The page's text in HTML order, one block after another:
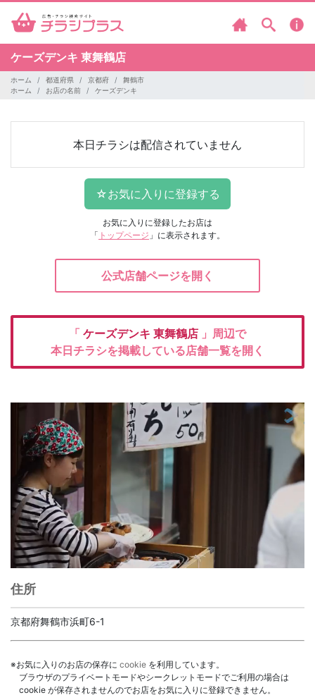
ケーズデンキ 東舞鶴店
ホーム 都道府県 京都府
舞鶴市
ホーム
お店の名前 ケーズデンキ
本日チラシは配信されていません
お気に入りに登録したお店は
「 トップページ 」に表示されます。
公式店舗ページを開く
「 ケーズデンキ 東舞鶴店 」周辺で
本日チラシを掲載している店舗一覧を開く
住所
京都府舞鶴市浜町6-1
※お気に入りのお店の保存に cookie を利用しています。
ブラウザのプライベートモードやシークレットモードでご利用の場合は
cookie が保存されませんのでお店をお気に入りに登録できません。